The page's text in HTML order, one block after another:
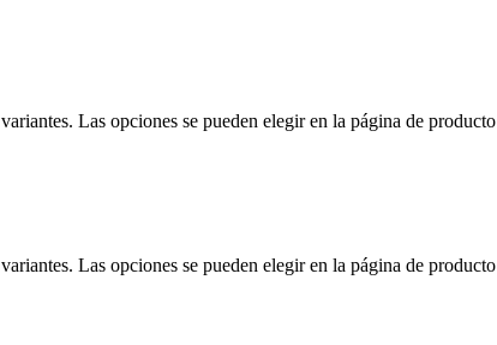
Las opciones se pueden elegir en la página de producto
Las opciones se pueden elegir en la página de producto